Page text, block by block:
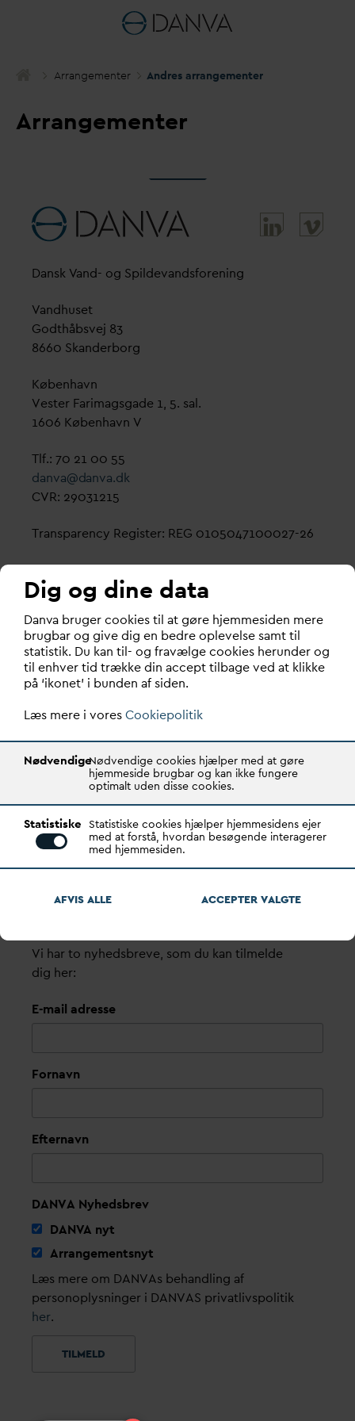
Arrangementer Andres arrangementer
Arrangementer
Dansk Vand- og Spildevandsforening
Vandhuset
Godthåbsvej 83
8660 Skanderborg
København
Vester Farimagsgade 1, 5. sal.
1606 København V
Tlf.: 70 21 00 55
danva@danva.dk
CVR: 29031215
Transparency Register: REG 0105047100027-26
DANVA er den samlende kraft ivandsektoren.
Gennem stærke alliancer og klare budskaber taler
DANVAvandets sag, som vigtig ressource for den
grønne omstilling og grundlaget for alt liv.
D ANVA ERVANDETS KLARE STEMME.
Quick links
Bestyrelse
atlivspolitik
Arrangementer
Fakturering
Kodeks for god selskabsledelse i kommunale
forsyningsselskaber version 2
andpris pådanmarkskort
Vi har to nyhedsbreve, som du kan tilmelde
dig her:
E-mail adresse
Fornavn
Efternavn
DANVA Nyhedsbrev
DANVA nyt
Arrangementsnyt
Læs mere om DANVAs behandling af
personoplysninger i DANVAS privatlivspolitik
her.
Dig og dine data
Danva bruger cookies til at gøre hjemmesiden mere
brugbar og give dig en bedre oplevelse samt til
statistik. Du kan til- og fravælge cookies herunder og
til enhver tid trække din accept tilbage ved at klikke
på ‘ikonet’ i bunden af siden.
Læs mere i voresCookiepolitik
NødvendigeNødvendige cookies hjælper med at gøre
hjemmeside brugbar og kan ikke fungere
optimalt uden disse cookies.
Statistiske Statistiske cookies hjælper hjemmesidens ejer
med at forstå, hvordan besøgende interagerer
med hjemmesiden.
AFVIS ALLE ACCEPTERVALGTE